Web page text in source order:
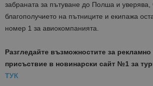
забраната за пътуване до Полша и уверява,
благополучието на пътниците и екипажа
номер 1 за авиокомпанията.
Разгледайте възможностите за
присъствие в новинарски сайт №1 за
ТУК